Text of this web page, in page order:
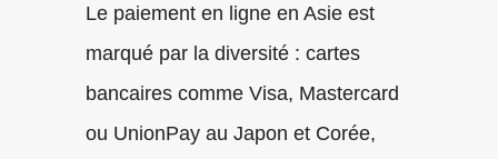
Le paiement en ligne en Asie est
marqué par la diversité : cartes
bancaires comme Visa, Mastercard
ou UnionPay au Japon et Corée,